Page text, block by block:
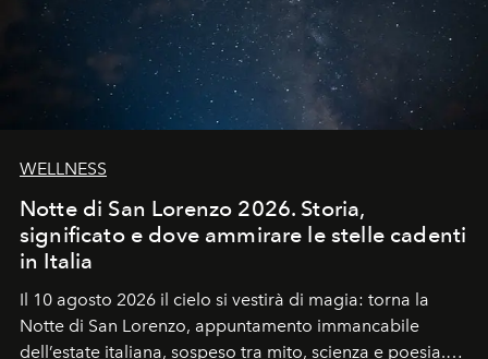
WELLNESS
Notte di San Lorenzo 2026. Storia,
significato e dove ammirare le stelle cadenti
in Italia
Il 10 agosto 2026 il cielo si vestirà di magia: torna la
Notte di San Lorenzo, appuntamento immancabile
dell’estate italiana, sospeso tra mito, scienza e poesia.